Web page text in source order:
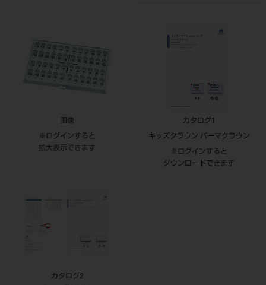
画像
※ログインすると
拡大表示できます
カタログ1
キッズクラウン パーマクラウン
※ログインすると
ダウンロードできます
カタログ2